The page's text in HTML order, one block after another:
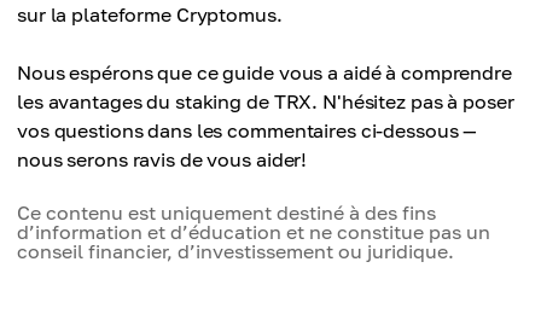
sur la plateforme Cryptomus.
Nous espérons que ce guide vous a aidé à comprendre
les avantages du staking de TRX. N'hésitez pas à poser
vos questions dans les commentaires ci-dessous —
nous serons ravis de vous aider!
Ce contenu est uniquement destiné à des fins
d’information et d’éducation et ne constitue pas un
conseil financier, d’investissement ou juridique.